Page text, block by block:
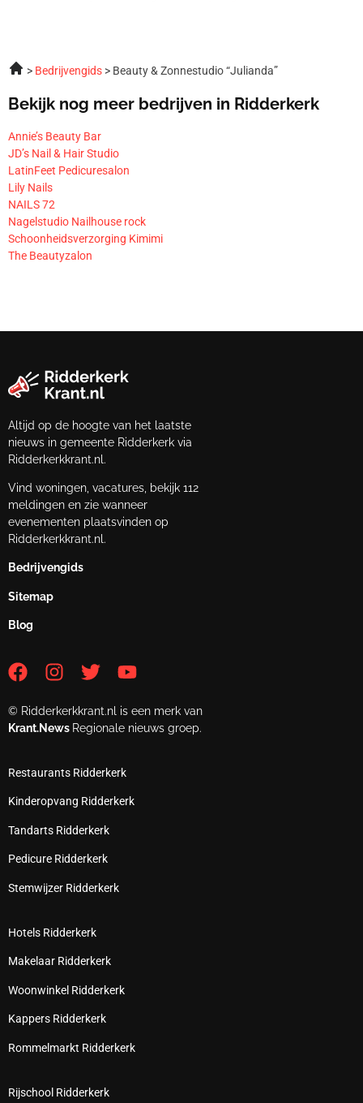
Bedrijvengids Beauty & Zonnestudio “Julianda”
Bekijk nog meer bedrijven in Ridderkerk
Annie’s Beauty Bar
JD’s Nail & Hair Studio
LatinFeet Pedicuresalon
Lily Nails
NAILS 72
Nagelstudio Nailhouse rock
Schoonheidsverzorging Kimimi
The Beautyzalon
Altijd op de hoogte van het laatste
nieuws in gemeente Ridderkerk via
Ridderkerkkrant.nl.
Vind woningen, vacatures, bekijk 112
meldingen en zie wanneer
evenementen plaatsvinden op
Ridderkerkkrant.nl.
Bedrijvengids
Sitemap
Blog
© Ridderkerkkrant.nl is een merk van
Krant.News Regionale nieuws groep.
Restaurants Ridderkerk
Kinderopvang Ridderkerk
Tandarts Ridderkerk
Pedicure Ridderkerk
Stemwijzer Ridderkerk
Hotels Ridderkerk
Makelaar Ridderkerk
Woonwinkel Ridderkerk
Kappers Ridderkerk
Rommelmarkt Ridderkerk
Rijschool Ridderkerk